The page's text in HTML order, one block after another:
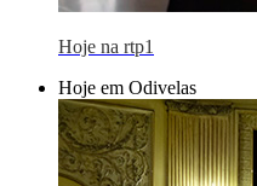
Hoje na rtp1
Hoje em Odivelas